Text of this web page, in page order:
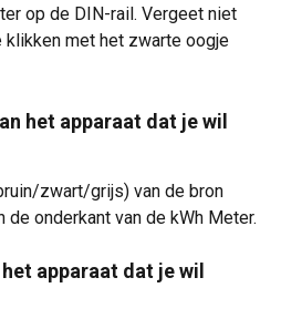
op de DIN-rail. Vergeet niet
met het zwarte oogje
het apparaat dat je wil
zwart/grijs) van de bron
onderkant van de kWh Meter.
apparaat dat je wil